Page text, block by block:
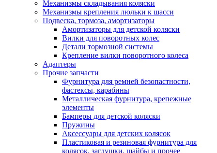
Механизмы складывания коляски
Механизмы крепления люльки к шасси
Подвеска, тормоза, амортизаторы
Амортизаторы для детской коляски
Вилки для поворотных колес
Детали тормозной системы
Крепление вилки поворотного колеса
Адаптеры
Прочие запчасти
Фурнитура для ремней безопастности,
фастексы, карабины
Металлическая фурнитура, крепежные
элементы
Бамперы для детской коляски
Пружины
Аксессуары для детских колясок
Пластиковая и резиновая фурнитура для
колясок, заглушки, шайбы и прочее